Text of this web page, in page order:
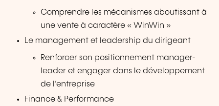
Comprendre les mécanismes aboutissant à
une vente à caractère « WinWin »
Le management et leadership du dirigeant
Renforcer son positionnement manager-
leader et engager dans le développement
de l’entreprise
Finance & Performance